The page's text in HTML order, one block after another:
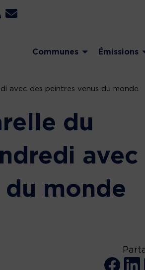
Communes Émissions
avec des peintres venus du monde
du
avec
monde